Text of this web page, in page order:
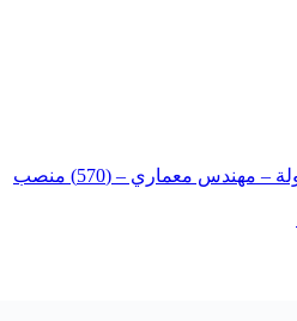
معماري – (570) منصب